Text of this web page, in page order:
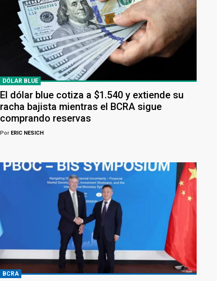
DÓLAR BLUE
El dólar blue cotiza a $1.540 y extiende su
racha bajista mientras el BCRA sigue
comprando reservas
Por ERIC NESICH
BCRA